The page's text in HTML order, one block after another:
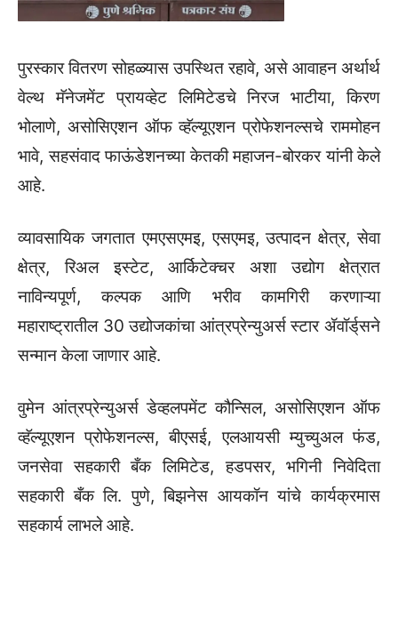
पुरस्कार वितरण सोहळ्यास उपस्थित रहावे, असे आवाहन अर्थार्थ
वेल्थ मॅनेजमेंट प्रायव्हेट लिमिटेडचे निरज भाटीया, किरण
भोलाणे, असोसिएशन ऑफ व्हॅल्यूएशन प्रोफेशनल्सचे राममोहन
भावे, सहसंवाद फाऊंडेशनच्या केतकी महाजन-बोरकर यांनी केले
आहे.
व्यावसायिक जगतात एमएसएमइ, एसएमइ, उत्पादन क्षेत्र, सेवा
क्षेत्र, रिअल इस्टेट, आर्किटेक्चर अशा उद्योग क्षेत्रात
नाविन्यपूर्ण, कल्पक आणि भरीव कामगिरी करणाऱ्या
महाराष्ट्रातील 30 उद्योजकांचा आंत्रप्रेन्युअर्स स्टार ॲवॉर्ड्‌‍सने
सन्मान केला जाणार आहे.
वुमेन आंत्रप्रेन्युअर्स डेव्हलपमेंट कौन्सिल, असोसिएशन ऑफ
व्हॅल्यूएशन प्रोफेशनल्स, बीएसई, एलआयसी म्युच्युअल फंड,
जनसेवा सहकारी बँक लिमिटेड, हडपसर, भगिनी निवेदिता
सहकारी बँक लि. पुणे, बिझनेस आयकॉन यांचे कार्यक्रमास
सहकार्य लाभले आहे.